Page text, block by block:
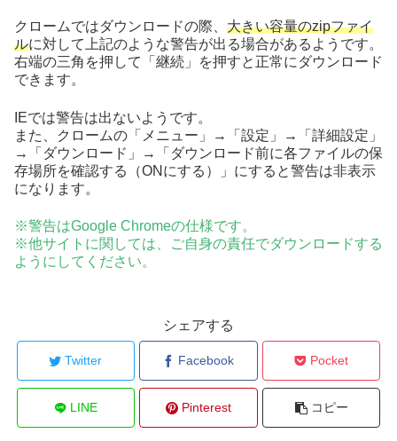
クロームではダウンロードの際、 大きい容量のzipファイ
ルに対して上記のような警告が出る場合があるようです。
右端の三角を押して「継続」を押すと正常にダウンロード
できます。
IEでは警告は出ないようです。
また、クロームの「メニュー」→「設定」→「詳細設定」
→「ダウンロード」→「ダウンロード前に各ファイルの保
存場所を確認する（ONにする）」にすると警告は非表示
になります。
※警告はGoogle Chromeの仕様です。
※他サイトに関しては、ご自身の責任でダウンロードする
ようにしてください。
シェアする
Twitter Facebook Pocket
LINE Pinterest コピー